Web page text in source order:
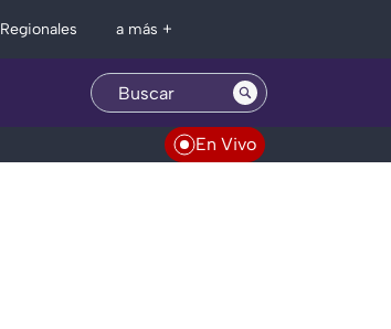
Regionales a más +
En Vivo